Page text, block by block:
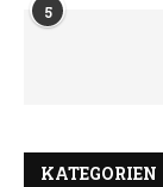
5
KATEGORIEN